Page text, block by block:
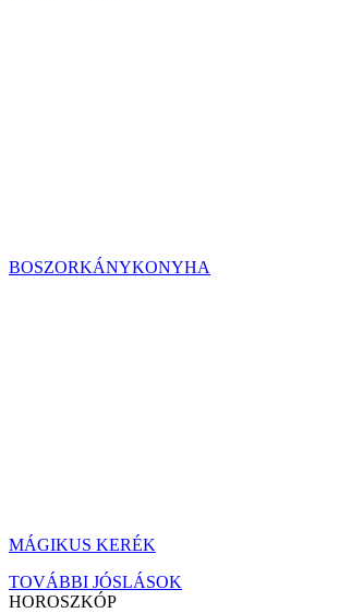
BOSZORKÁNYKONYHA
MÁGIKUS KERÉK
TOVÁBBI JÓSLÁSOK
HOROSZKÓP